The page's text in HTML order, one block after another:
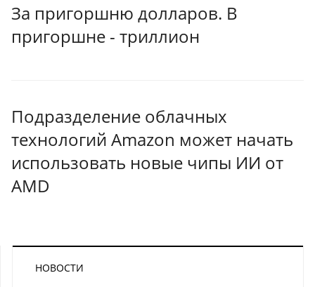
За пригоршню долларов. В
пригоршне - триллион
Подразделение облачных
технологий Amazon может начать
использовать новые чипы ИИ от
AMD
НОВОСТИ